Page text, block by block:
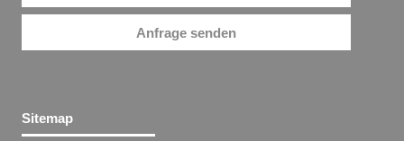
Anfrage senden
Sitemap